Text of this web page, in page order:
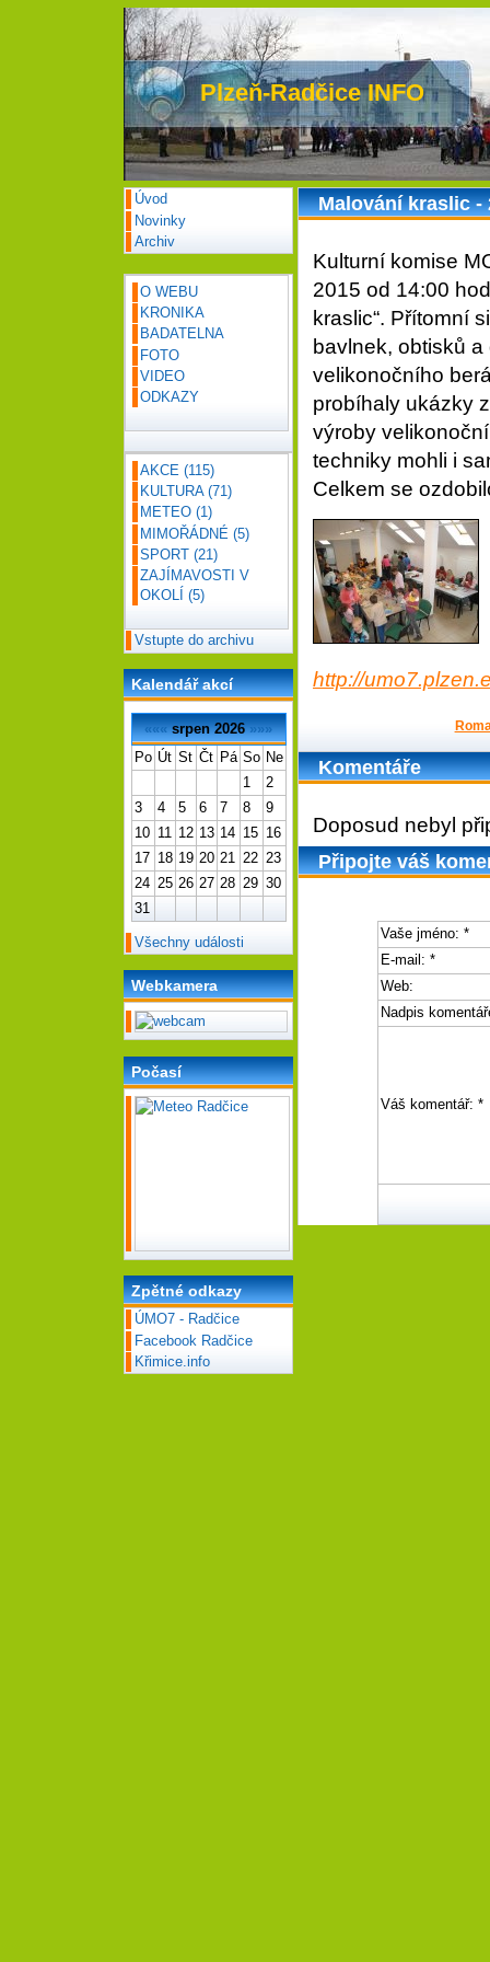
Plzeň-Radčice INFO
Malování kraslic -
Kulturní komise
2015 od 14:00
kraslic“. Přítomní
bavlnek, obtisků
velikonočního
probíhaly ukázky
výroby
techniky mohli i
Celkem se
http://
Komentáře
Doposud nebyl
Připojte váš
Vaše jméno: *
E-mail: *
Web:
Nadpis
Váš komentář: *
Úvod
Novinky
Archiv
O WEBU
KRONIKA
BADATELNA
FOTO
VIDEO
ODKAZY
AKCE(115)
KULTURA(71)
METEO(1)
MIMOŘÁDNÉ(5)
SPORT(21)
ZAJÍMAVOSTI V
OKOLÍ(5)
Vstupte do archivu
Kalendář akcí
««« srpen 2026 »»»
Po Út St Čt Pá So Ne
1
2
3
4 5 6 7 8
9
10 11 12 13 14 15 16
17 18 19 20 21 22 23
24 25 26 27 28 29 30
31
Všechny události
Webkamera
Počasí
Zpětné odkazy
ÚMO7 - Radčice
Facebook Radčice
Křimice.info